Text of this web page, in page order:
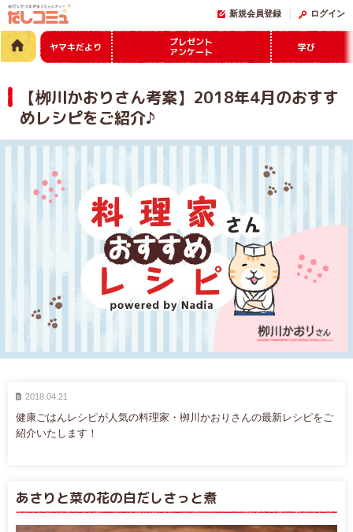
新規会員登録 ログイン
ヤマキだより
プレゼント
アンケート
学び
【栁川かおりさん考案】2018年4月のおすす
めレシピをご紹介♪
2018.04.21
健康ごはんレシピが人気の料理家・栁川かおりさんの最新レシピをご
紹介いたします！
あさりと菜の花の白だしさっと煮